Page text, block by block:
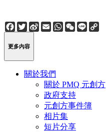
Facebook
Twitter
Sina
Weibo
EmailWhatsApp
WeChat
Line
更多內容
關於我們
關於 PMQ 元創方
政府支持
元創方事件簿
相片集
短片分享